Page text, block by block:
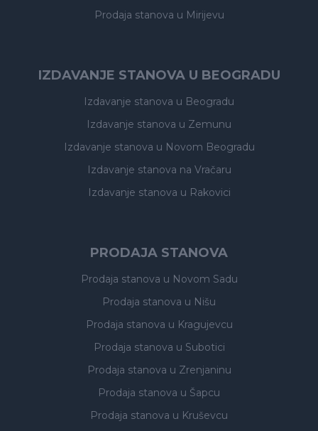
Prodaja stanova u Mirijevu
IZDAVANJE STANOVA U BEOGRADU
Izdavanje stanova u Beogradu
Izdavanje stanova u Zemunu
Izdavanje stanova u Novom Beogradu
Izdavanje stanova na Vračaru
Izdavanje stanova u Rakovici
PRODAJA STANOVA
Prodaja stanova u Novom Sadu
Prodaja stanova u Nišu
Prodaja stanova u Kragujevcu
Prodaja stanova u Subotici
Prodaja stanova u Zrenjaninu
Prodaja stanova u Šapcu
Prodaja stanova u Kruševcu